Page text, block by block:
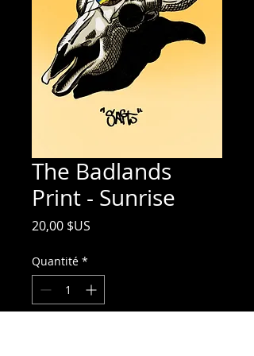
The Badlands
Print - Sunrise
20,00 $US
Quantité *